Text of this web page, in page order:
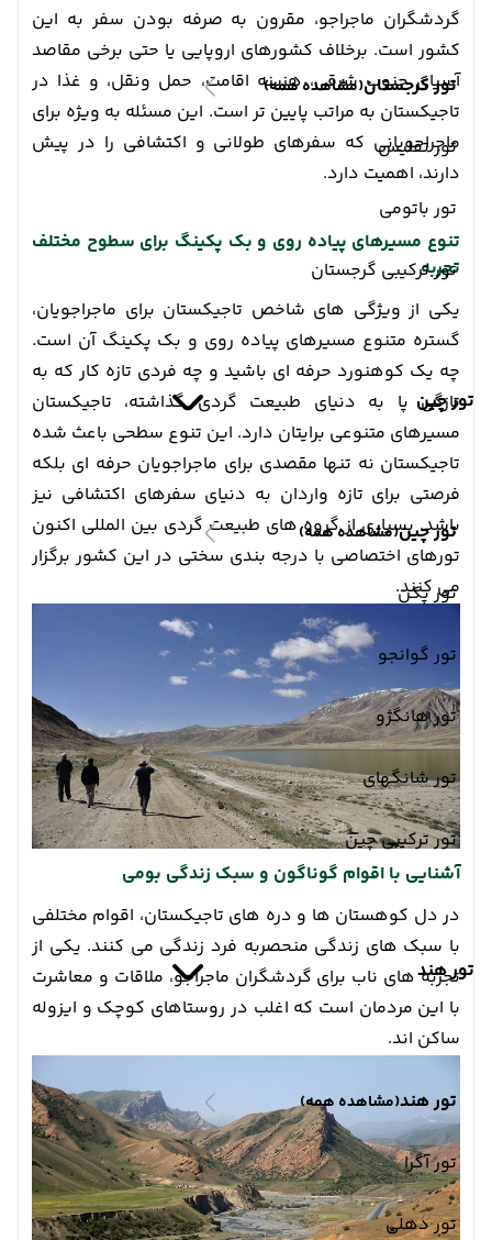
تور گرجستان(مشاهده همه)
تور تفلیس
تور باتومی
تور ترکیبی گرجستان
تور چین
تور چین(مشاهده همه)
تور پکن
تور گوانجو
تور هانگژو
تور شانگهای
تور ترکیبی چین
تور هند
تور هند(مشاهده همه)
تور آگرا
تور دهلی
گردشگران ماجراجو، مقرون به صرفه بودن سفر به این
کشور است. برخلاف کشورهای اروپایی یا حتی برخی مقاصد
آسیای جنوب شرقی، هزینه اقامت، حمل ونقل، و غذا در
تاجیکستان به مراتب پایین تر است. این مسئله به ویژه برای
ماجراجویانی که سفرهای طولانی و اکتشافی را در پیش
دارند، اهمیت دارد.
تنوع مسیرهای پیاده روی و بک پکینگ برای سطوح مختلف
تجربه
یکی از ویژگی های شاخص تاجیکستان برای ماجراجویان،
گستره متنوع مسیرهای پیاده روی و بک پکینگ آن است.
چه یک کوهنورد حرفه ای باشید و چه فردی تازه کار که به
تازگی پا به دنیای طبیعت گردی گذاشته، تاجیکستان
مسیرهای متنوعی برایتان دارد. این تنوع سطحی باعث شده
تاجیکستان نه تنها مقصدی برای ماجراجویان حرفه ای بلکه
فرصتی برای تازه واردان به دنیای سفرهای اکتشافی نیز
باشد. بسیاری از گروه های طبیعت گردی بین المللی اکنون
تورهای اختصاصی با درجه بندی سختی در این کشور برگزار
می کنند.
آشنایی با اقوام گوناگون و سبک زندگی بومی
در دل کوهستان ها و دره های تاجیکستان، اقوام مختلفی
با سبک های زندگی منحصربه فرد زندگی می کنند. یکی از
تجربه های ناب برای گردشگران ماجراجو، ملاقات و معاشرت
با این مردمان است که اغلب در روستاهای کوچک و ایزوله
ساکن اند.